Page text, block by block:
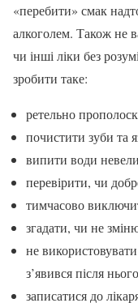
«перебити» смак
алкоголем. Також не
чи інші ліки без
зробити таке:
ретельно
почистити зуби та
випити води
перевірити, чи
тимчасово
згадати, чи не
не
з’явився після
записатися до